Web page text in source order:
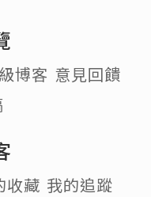
博客 意見回饋
收藏 我的追蹤